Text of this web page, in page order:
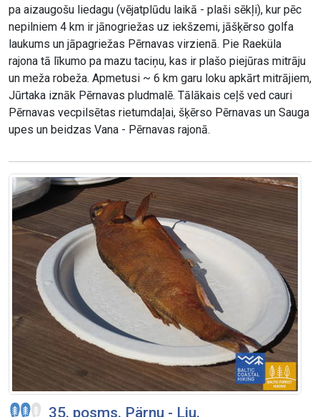
pa aizaugošu liedagu (vējatplūdu laikā - plaši sēkļi), kur pēc
nepilniem 4 km ir jānogriežas uz iekšzemi, jāšķērso golfa
laukums un jāpagriežas Pērnavas virzienā. Pie Raeküla
rajona tā līkumo pa mazu taciņu, kas ir plašo piejūras mitrāju
un meža robeža. Apmetusi ~ 6 km garu loku apkārt mitrājiem,
Jūrtaka iznāk Pērnavas pludmalē. Tālākais ceļš ved cauri
Pērnavas vecpilsētas rietumdaļai, šķērso Pērnavas un Sauga
upes un beidzas Vana - Pērnavas rajonā.
35. posms. Pärnu - Liu.